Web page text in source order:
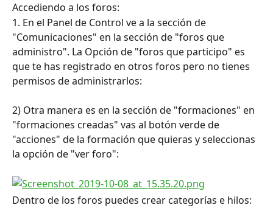
Accediendo a los foros:
1. En el Panel de Control ve a la sección de
"Comunicaciones" en la sección de "foros que
administro". La Opción de "foros que participo" es
que te has registrado en otros foros pero no tienes
permisos de administrarlos:
2) Otra manera es en la sección de "formaciones" en
"formaciones creadas" vas al botón verde de
"acciones" de la formación que quieras y seleccionas
la opción de "ver foro":
Dentro de los foros puedes crear categorías e hilos: